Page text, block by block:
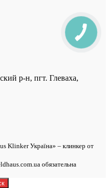
р-н, пгт. Глеваха,
Klinker Україна» – клинкер от
обязательна